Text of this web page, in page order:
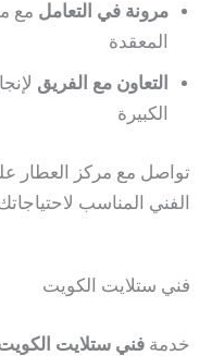
مرونة في التعامل مع
المعقدة
التعاون مع الفريق
الكبيرة
تواصل مع مركز العطار
الفني المناسب
فني ستلايت الكويت
خدمة فني ستلايت